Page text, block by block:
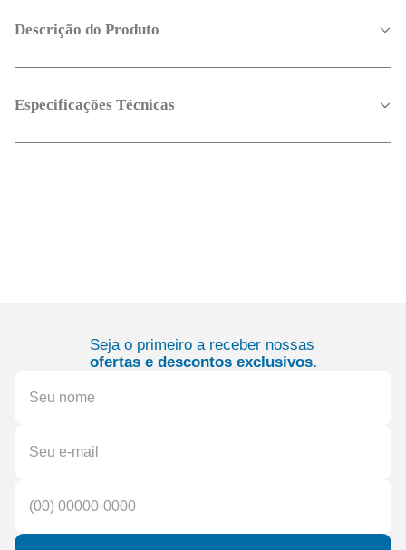
Descrição do Produto
Especificações Técnicas
Seja o primeiro a receber nossas
ofertas e descontos exclusivos.